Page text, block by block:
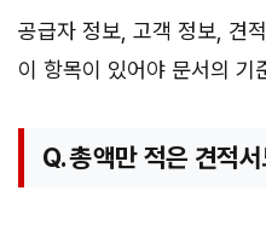
공급자 정보, 고객 정보, 견
이 항목이 있어야 문서의 기
Q. 총액만 적은 견적